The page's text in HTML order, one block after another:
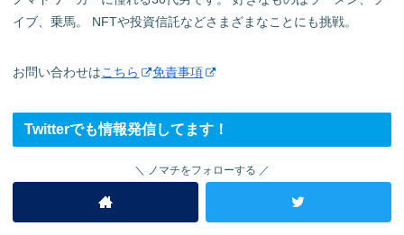
イブ、乗馬。 NFTや投資信託などさまざまなことにも挑戦。
お問い合わせはこちら 免責事項
Twitterでも情報発信してます！
ノマチをフォローする